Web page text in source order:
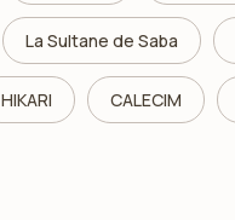
La Sultane de Saba
HIKARI CALECIM